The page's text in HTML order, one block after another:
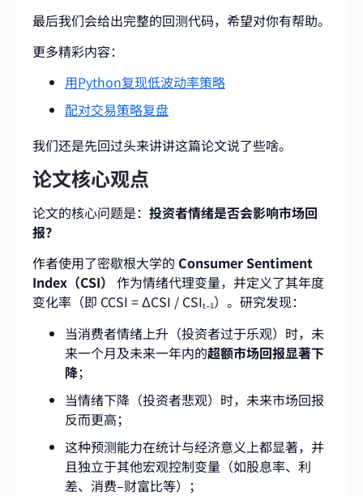
最后我们会给出完整的回测代码，希望对你有帮助。
更多精彩内容：
用Python复现低波动率策略
配对交易策略复盘
我们还是先回过头来讲讲这篇论文说了些啥。
论文核心观点
论文的核心问题是： 投资者情绪是否会影响市场回
报？
作者使用了密歇根大学的 Consumer Sentiment
Index（CSI） 作为情绪代理变量，并定义了其年度
变化率（即 CCSI = ΔCSI / CSIₜ₋₁）。研究发现：
当消费者情绪上升（投资者过于乐观）时，未
来一个月及未来一年内的超额市场回报显著下
降；
当情绪下降（投资者悲观）时，未来市场回报
反而更高；
这种预测能力在统计与经济意义上都显著，并
且独立于其他宏观控制变量（如股息率、利
差、消费–财富比等）；